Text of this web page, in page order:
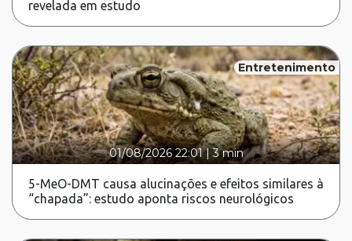
revelada em estudo
Entretenimento
01/08/2026 22:01|3 min
5-MeO-DMT causa alucinações e efeitos similares à
“chapada”: estudo aponta riscos neurológicos